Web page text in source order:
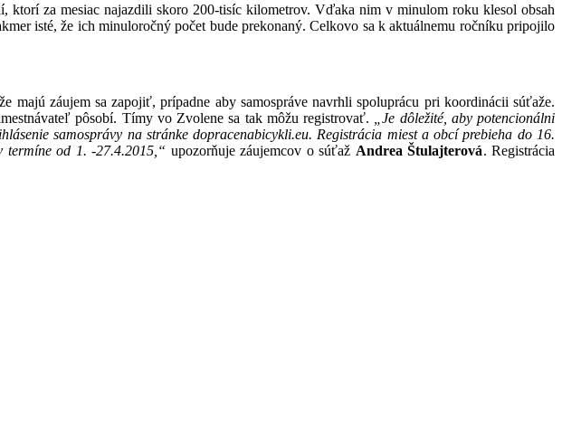
za mesiac najazdili skoro 200-tisíc kilometrov. Vďaka nim v minulom roku klesol obsah
isté, že ich minuloročný počet bude prekonaný. Celkovo sa k aktuálnemu ročníku pripojilo
záujem sa zapojiť, prípadne aby samospráve navrhli spoluprácu pri koordinácii súťaže.
pôsobí. Tímy vo Zvolene sa tak môžu registrovať.
„Je dôležité, aby potencionálni
samosprávy na stránke dopracenabicykli.eu. Registrácia miest a obcí prebieha do 16.
termíne od 1. -27.4.2015,“ upozorňuje záujemcov o súťaž Andrea Štulajterová. Registrácia